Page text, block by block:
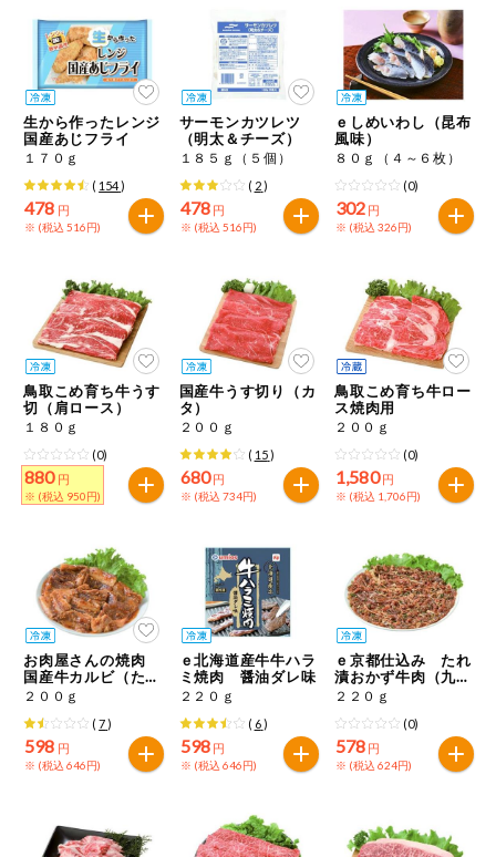
生から作ったレンジ
国産あじフライ
１７０ｇ
( 154)
478 円
※ (税込 516円)
サーモンカツレツ
（明太＆チーズ）
１８５ｇ（５個）
( 2)
478 円
※ (税込 516円)
ｅしめいわし（昆布
風味）
８０ｇ（４～６枚）
(0)
302 円
※ (税込 326円)
鳥取こめ育ち牛うす
切（肩ロース）
１８０ｇ
(0)
880 円
※ (税込 950円)
国産牛うす切り（カ
タ）
２００ｇ
( 15)
680 円
※ (税込 734円)
鳥取こめ育ち牛ロー
ス焼肉用
２００ｇ
(0)
1,580 円
※ (税込 1,706円)
お肉屋さんの焼肉
国産牛カルビ（たれ
漬け）
２００ｇ
(7)
598 円
※ (税込 646円)
ｅ北海道産牛牛ハラ
ミ焼肉 醤油ダレ味
２２０ｇ
( 6)
598 円
※ (税込 646円)
ｅ京都仕込み たれ
漬おかず牛肉（九条
ねぎ・ごま入り）
２２０ｇ
(0)
578 円
※ (税込 624円)